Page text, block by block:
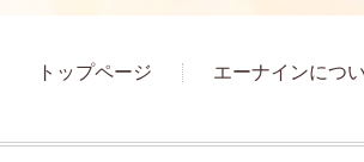
トップページ エーナインにつ